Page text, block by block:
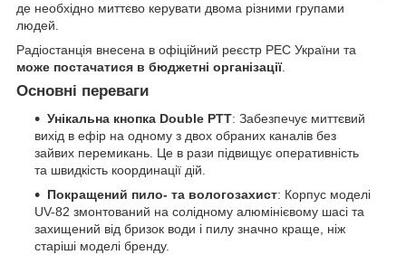
де необхідно миттєво керувати двома різними групами
людей.
Радіостанція внесена в офіційний реєстр РЕС України та
може постачатися в бюджетні організації.
Основні переваги
Унікальна кнопка Double PTT: Забезпечує миттєвий
вихід в ефір на одному з двох обраних каналів без
зайвих перемикань. Це в рази підвищує оперативність
та швидкість координації дій.
Покращений пило- та вологозахист: Корпус моделі
UV-82 змонтований на солідному алюмінієвому шасі та
захищений від бризок води і пилу значно краще, ніж
старіші моделі бренду.